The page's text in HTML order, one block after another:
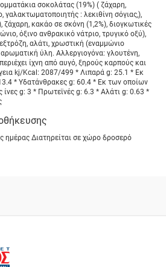
σοκολάτας (19%) ( ζάχαρη,
: λεκιθίνη σόγιας,),
ζάχαρη, κακάο σε σκόνη (1,2%), διογκωτικές
όξινο ανθρακικό νάτριο, τρυγικό οξύ),
αλάτι, χρωστική (εναμμώνιο
ύλη. Αλλεργιογόνα: γλουτένη,
ίχνη από αυγό, ξηρούς καρπούς και
kj/Kcal: 2087/499 * Λιπαρά g: 25.1 * Eκ
* Υδατάνθρακες g: 60.4 * Eκ των οποίων
g: 3 * Πρωτεϊνές g: 6.3 * Αλάτι g: 0.63 *
ημέρας Διατηρείται σε χώρο δροσερό